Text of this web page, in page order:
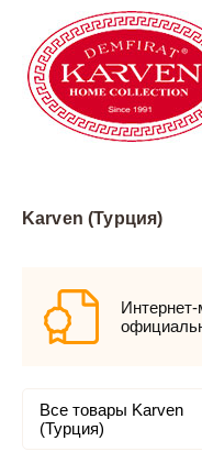
Karven (Турция)
Интернет-
Все товары Karven
(Турция)